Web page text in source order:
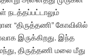
நடத்தப்பட்டாலும்
“திருத்தணி” கோவிலில்
இருக்கிறது. இந்த
திருத்தணி மலை மீது